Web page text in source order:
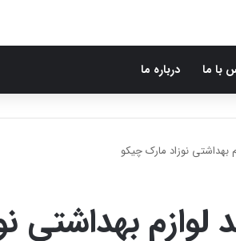
با ما درباره ما
بهداشتی نوزاد مارک چیکو
بهداشتی